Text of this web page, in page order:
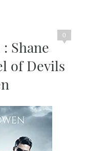
0
Shane
of Devils